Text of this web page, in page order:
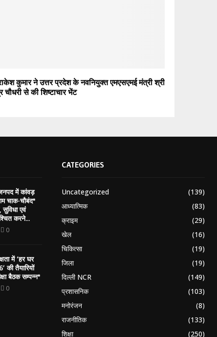
कुमार ने उत्तर प्रदेश के नवनियुक्त एमएसएमई मंत्री श्री
चौधरी से की शिष्टाचार भेंट
जनपद में कांवड़
चाक-चौबंद*
सुविधा एवं
करने...
0
में ‘हर घर
की तैयारियों
बैठक सम्पन्न*
0
CATEGORIES
Uncategorized
(139)
आध्यात्मिक
(83)
क्राइम
(29)
खेल
(16)
चिकित्सा
(19)
जिला
(19)
दिल्ली NCR
(149)
प्रशासनिक
(103)
मनोरंजन
(8)
राजनीतिक
(133)
शिक्षा
(250)